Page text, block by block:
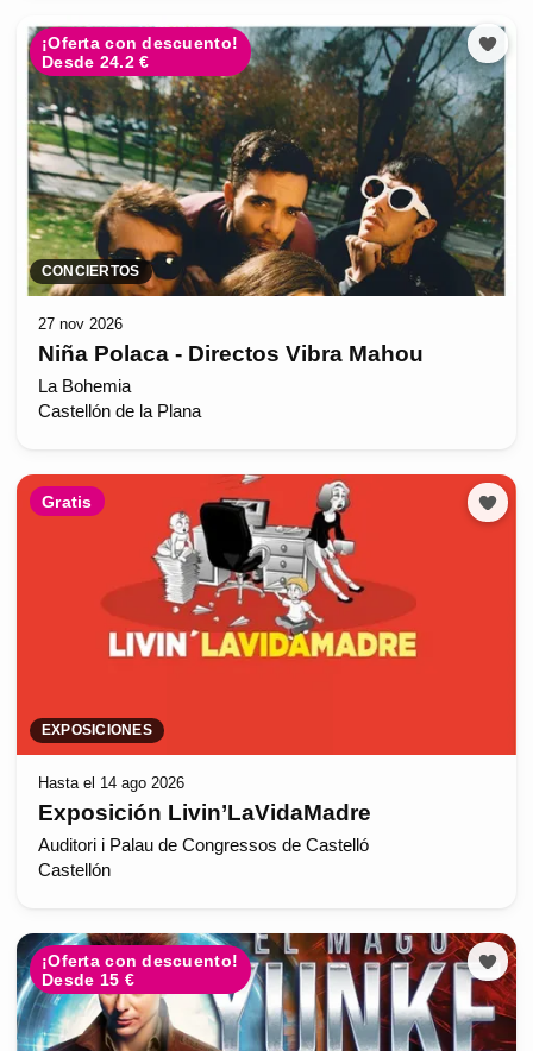
¡Oferta con descuento!
Desde 24.2 €
CONCIERTOS
27 nov 2026
Niña Polaca - Directos Vibra Mahou
La Bohemia
Castellón de la Plana
Gratis
EXPOSICIONES
Hasta el 14 ago 2026
Exposición Livin’LaVidaMadre
Auditori i Palau de Congressos de Castelló
Castellón
¡Oferta con descuento!
Desde 15 €